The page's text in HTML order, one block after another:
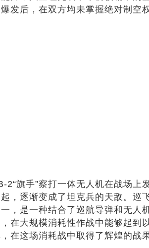
发后，在双方均未掌握绝对制
2“旗手”察打一体无人机在战场
，逐渐变成了坦克兵的天敌。巡
，是一种结合了巡航导弹和无
在大规模消耗性作战中能够起到
在这场消耗战中取得了辉煌的战果